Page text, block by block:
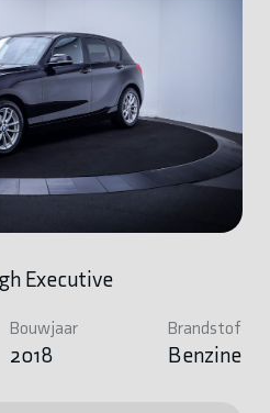
Executive
Bouwjaar
2018
Brandstof
Benzine